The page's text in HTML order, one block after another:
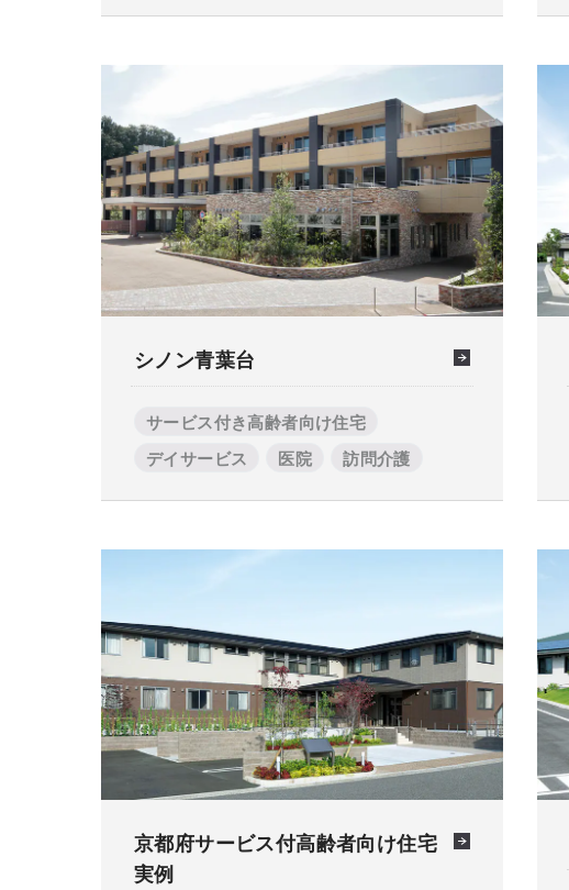
シノン青葉台
サービス付き高齢者向け住宅
デイサービス
医院 訪問介護
京都府サービス付高齢者向け住宅
実例